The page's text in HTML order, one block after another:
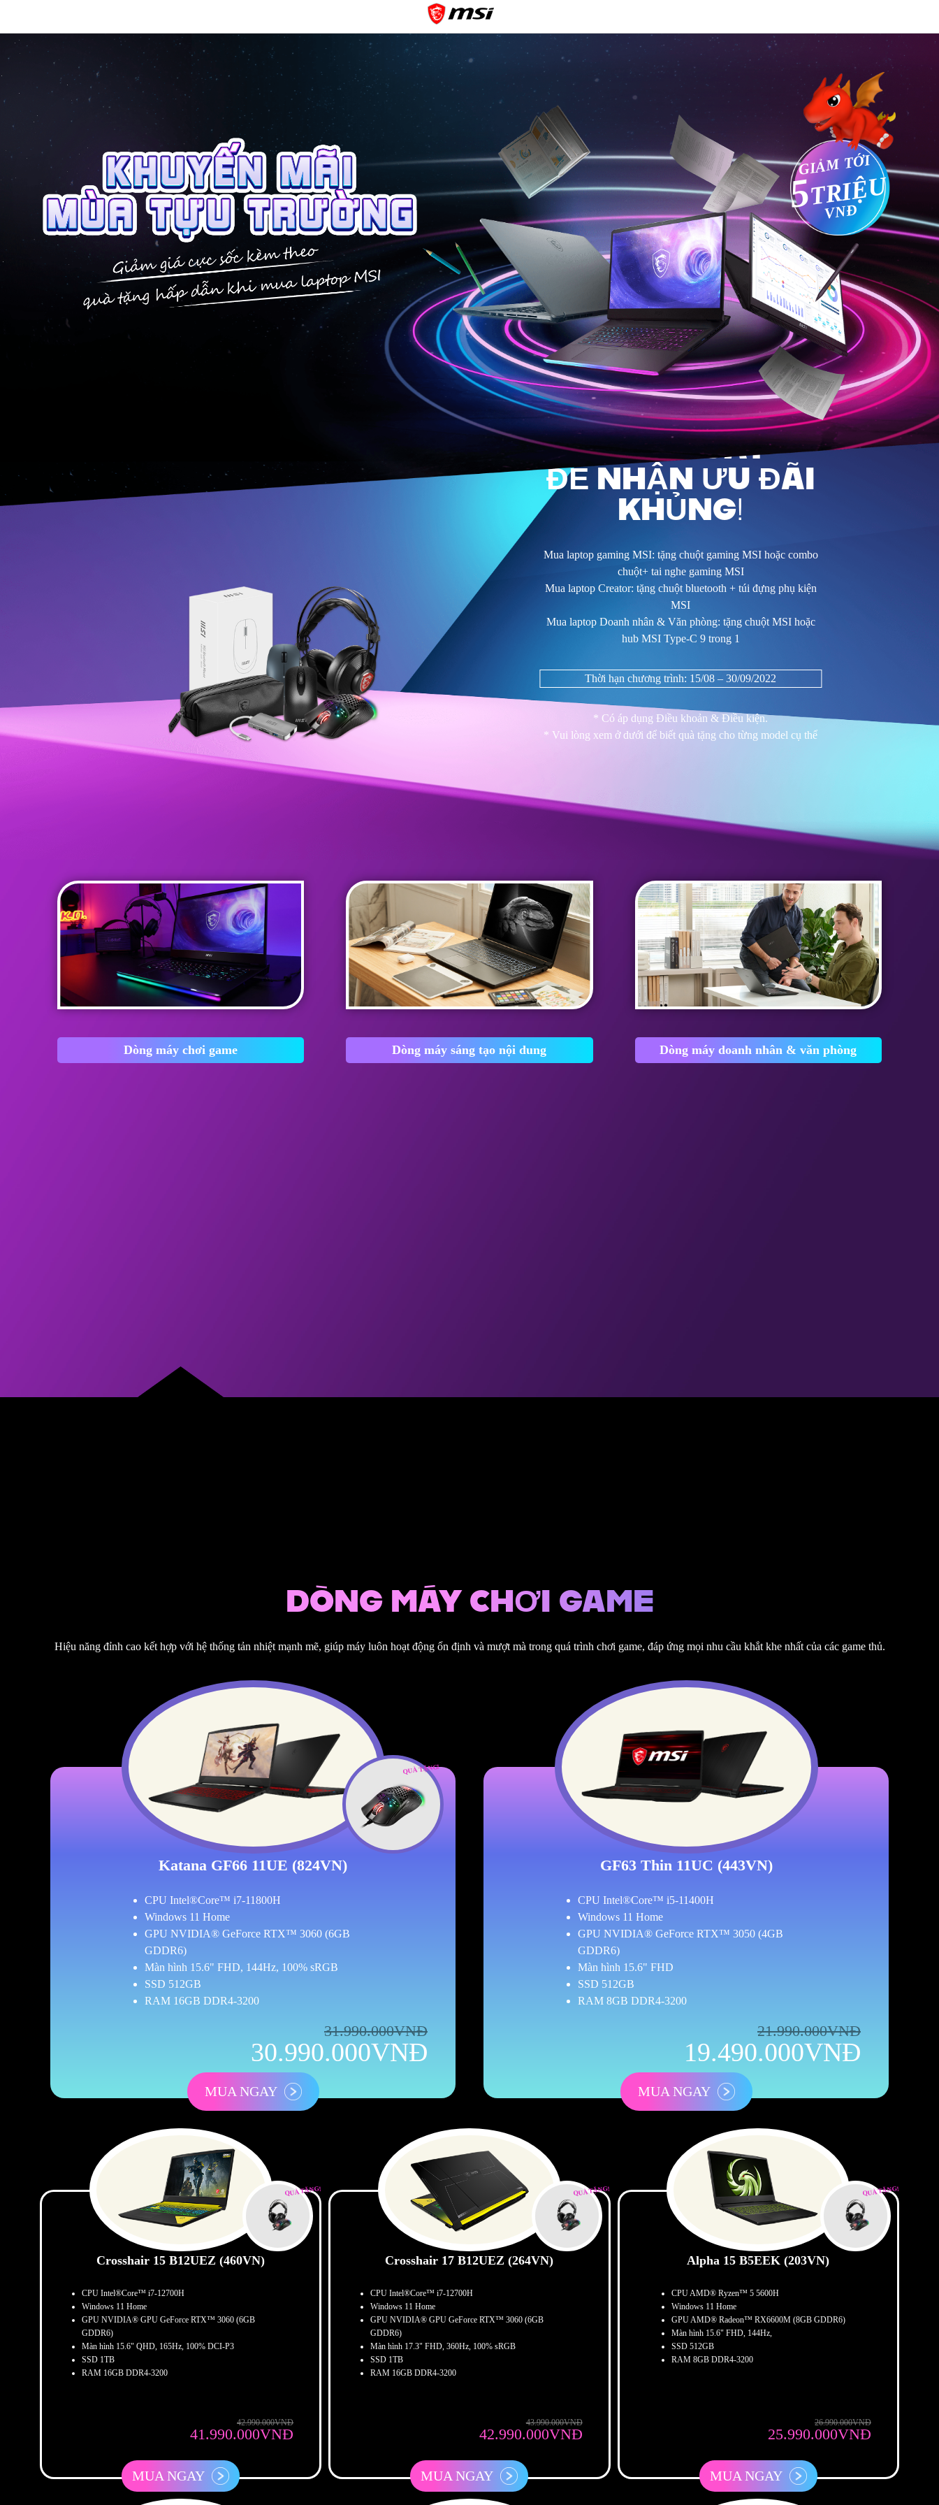
GIẢM TỚI
5TRIỆU
VNĐ
MUA NGAY
ĐỂ NHẬN ƯU ĐÃI
KHỦNG!
Mua laptop gaming MSI: tặng chuột gaming MSI hoặc combo
chuột+ tai nghe gaming MSI
Mua laptop Creator: tặng chuột bluetooth + túi đựng phụ kiện
MSI
Mua laptop Doanh nhân & Văn phòng: tặng chuột MSI hoặc
hub MSI Type-C 9 trong 1
Thời hạn chương trình: 15/08 – 30/09/2022
* Có áp dụng Điều khoản & Điều kiện.
* Vui lòng xem ở dưới để biết quà tặng cho từng model cụ thể
Dòng máy chơi game Dòng máy sáng tạo nội dung Dòng máy doanh nhân & văn phòng
DÒNG MÁY CHƠI GAME
Hiệu năng đỉnh cao kết hợp với hệ thống tản nhiệt mạnh mẽ, giúp máy luôn hoạt động ổn định và mượt mà trong quá trình chơi game, đáp ứng mọi nhu cầu khắt khe nhất của các game thủ.
QUÀ TẶNG!
Katana GF66 11UE (824VN)
CPU Intel®Core™ i7-11800H
Windows 11 Home
GPU NVIDIA® GeForce RTX™ 3060 (6GB
GDDR6)
Màn hình 15.6" FHD, 144Hz, 100% sRGB
SSD 512GB
RAM 16GB DDR4-3200
31.990.000VNĐ
30.990.000VNĐ
MUA NGAY
GF63 Thin 11UC (443VN)
CPU Intel®Core™ i5-11400H
Windows 11 Home
GPU NVIDIA® GeForce RTX™ 3050 (4GB
GDDR6)
Màn hình 15.6" FHD
SSD 512GB
RAM 8GB DDR4-3200
21.990.000VNĐ
19.490.000VNĐ
MUA NGAY
QUÀ TẶNG!
Crosshair 15 B12UEZ (460VN)
CPU Intel®Core™ i7-12700H
Windows 11 Home
GPU NVIDIA® GPU GeForce RTX™ 3060 (6GB
GDDR6)
Màn hình 15.6" QHD, 165Hz, 100% DCI-P3
SSD 1TB
RAM 16GB DDR4-3200
42.990.000VNĐ
41.990.000VNĐ
MUA NGAY
QUÀ TẶNG!
Crosshair 17 B12UEZ (264VN)
CPU Intel®Core™ i7-12700H
Windows 11 Home
GPU NVIDIA® GPU GeForce RTX™ 3060 (6GB
GDDR6)
Màn hình 17.3" FHD, 360Hz, 100% sRGB
SSD 1TB
RAM 16GB DDR4-3200
43.990.000VNĐ
42.990.000VNĐ
MUA NGAY
QUÀ TẶNG!
Alpha 15 B5EEK (203VN)
CPU AMD® Ryzen™ 5 5600H
Windows 11 Home
GPU AMD® Radeon™ RX6600M (8GB GDDR6)
Màn hình 15.6" FHD, 144Hz,
SSD 512GB
RAM 8GB DDR4-3200
26.990.000VNĐ
25.990.000VNĐ
MUA NGAY